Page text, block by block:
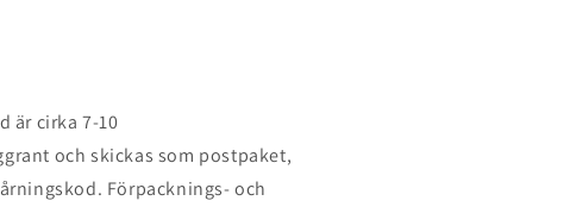
är cirka 7-10
och skickas som postpaket,
Förpacknings- och